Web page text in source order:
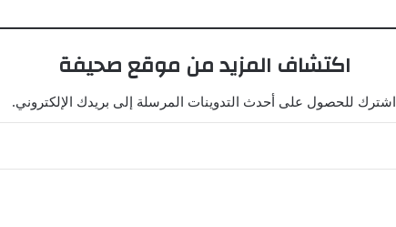
اكتشاف المزيد من موقع صحيفة
اشترك للحصول على أحدث التدوينات المرسلة إلى بريدك الإلكتروني.